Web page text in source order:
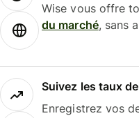
Wise vous offre
du marché, sans
Suivez les taux
Enregistrez vos